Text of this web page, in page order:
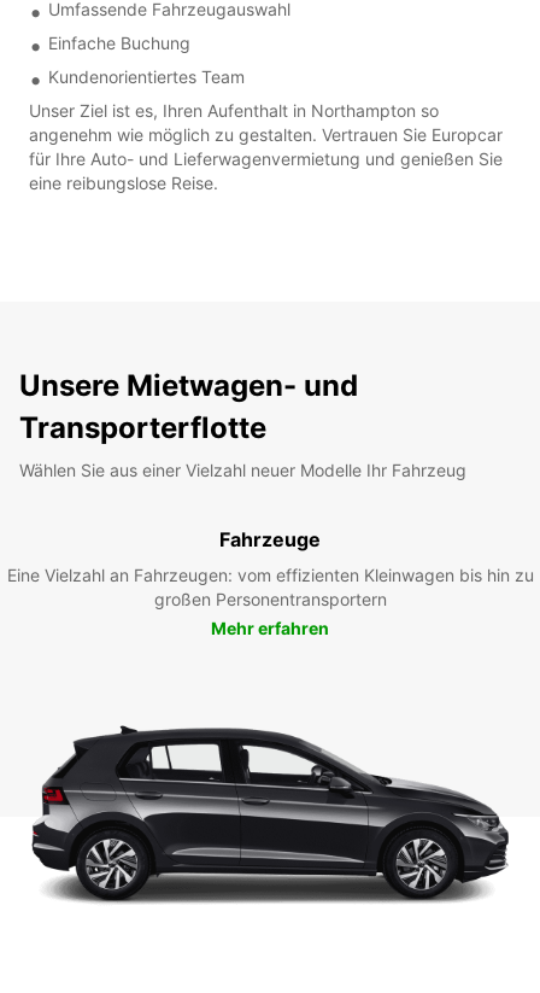
Umfassende Fahrzeugauswahl
Einfache Buchung
Kundenorientiertes Team
Unser Ziel ist es, Ihren Aufenthalt in Northampton so
angenehm wie möglich zu gestalten. Vertrauen Sie Europcar
für Ihre Auto- und Lieferwagenvermietung und genießen Sie
eine reibungslose Reise.
Unsere Mietwagen- und
Transporterflotte
Wählen Sie aus einer Vielzahl neuer Modelle Ihr Fahrzeug
Fahrzeuge
Eine Vielzahl an Fahrzeugen: vom effizienten Kleinwagen bis hin zu
großen Personentransportern
Mehr erfahren